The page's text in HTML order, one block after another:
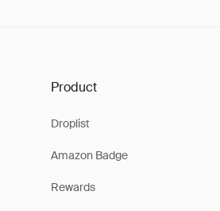
Product
Droplist
Amazon Badge
Rewards